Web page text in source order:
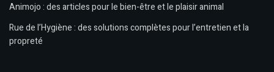
Animojo : des articles pour le bien-être et le plaisir animal
Rue de l’Hygiène : des solutions complètes pour l’entretien et la
propreté